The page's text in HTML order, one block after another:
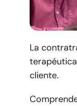
La
cliente.